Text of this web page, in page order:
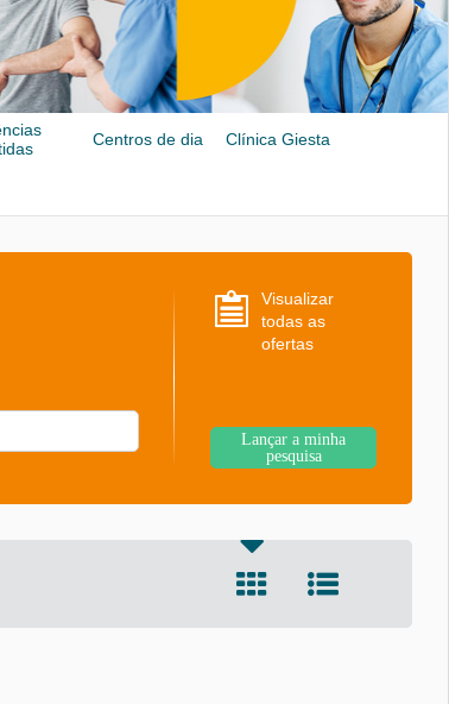
Centros de dia Clínica Giesta
Visualizar
todas as
ofertas